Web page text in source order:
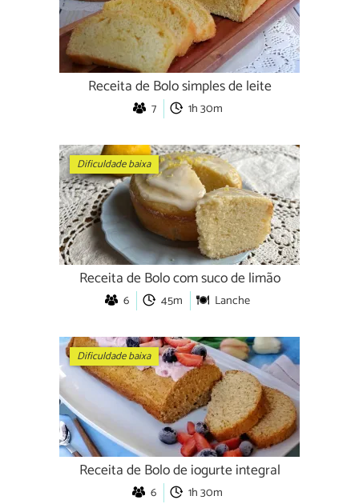
Receita de Bolo simples de leite
7 1h 30m
Dificuldade baixa
Receita de Bolo com suco de limão
6 45m Lanche
Dificuldade baixa
Receita de Bolo de iogurte integral
6 1h 30m